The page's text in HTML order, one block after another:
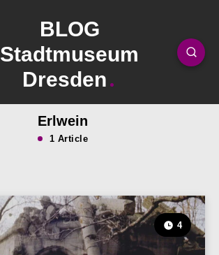
BLOG
Stadtmuseum
Dresden
Erlwein
1 Article
4